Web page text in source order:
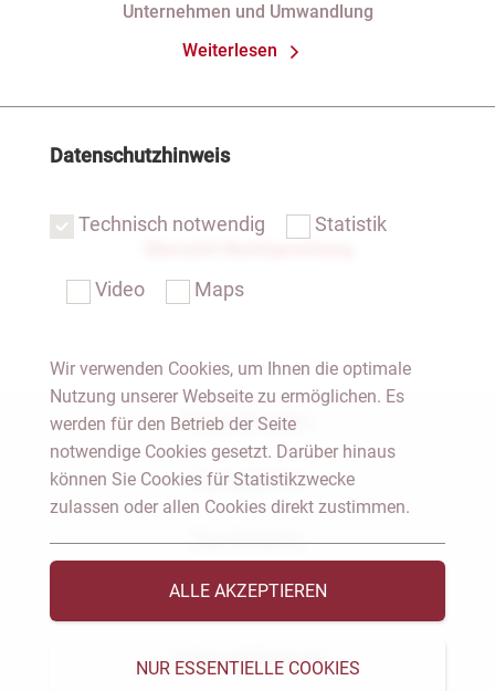
einer eGbR im Gesellschaftsregister
Unternehmen und Umwandlung
Weiterlesen
Notar Dresden
Fachgebiete
Das Notariat
Vorträge & Veröffentlichungen
Videos & Podcast
Datenschutzhinweis
Technisch notwendig Statistik
Video Maps
Wir verwenden Cookies, um Ihnen die optimale
Nutzung unserer Webseite zu ermöglichen. Es
werden für den Betrieb der Seite
notwendige Cookies gesetzt. Darüber hinaus
können Sie Cookies für Statistikzwecke
zulassen oder allen Cookies direkt zustimmen.
ALLE AKZEPTIEREN
NUR ESSENTIELLE COOKIES